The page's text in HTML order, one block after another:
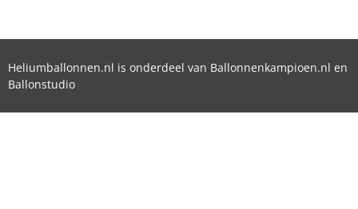
Heliumballonnen.nl is onderdeel van Ballonnenkampioen.nl en
Ballonstudio